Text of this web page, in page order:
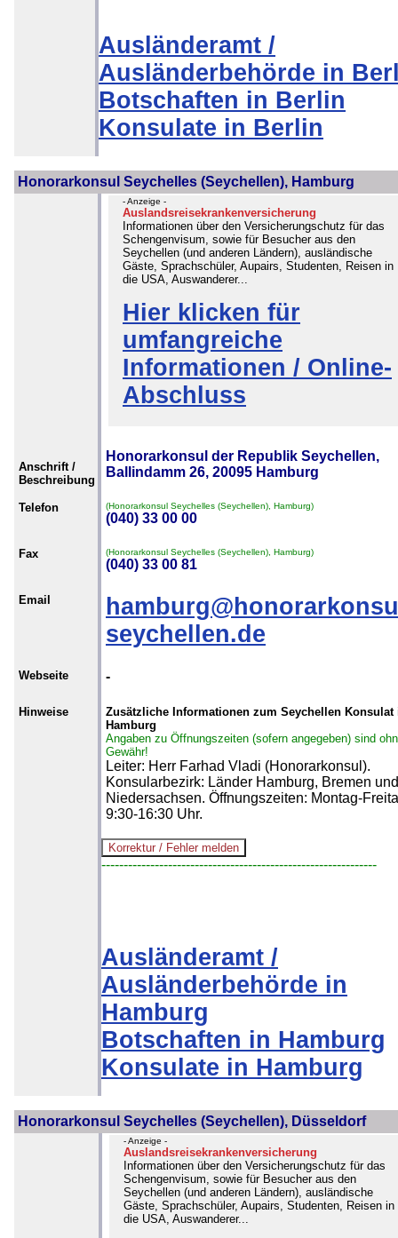
Ausländeramt /
Ausländerbehörde in
Botschaften in Berlin
Konsulate in Berlin
Honorarkonsul Seychelles (Seychellen), Hamburg
- Anzeige -
Auslandsreisekrankenversicherung
Informationen über den Versicherungschutz für das
Schengenvisum, sowie für Besucher aus den
Seychellen (und anderen Ländern), ausländische
Gäste, Sprachschüler, Aupairs, Studenten, Reisen in
die USA, Auswanderer...
Hier klicken für
umfangreiche
Informationen / Online-
Abschluss
Anschrift /
Beschreibung
Honorarkonsul der Republik Seychellen,
Ballindamm 26, 20095 Hamburg
Telefon (Honorarkonsul Seychelles (Seychellen), Hamburg)
(040) 33 00 00
Fax (Honorarkonsul Seychelles (Seychellen), Hamburg)
(040) 33 00 81
Email
seychellen.de
Webseite -
Hinweise
Zusätzliche Informationen zum Seychellen Konsulat
Hamburg
Angaben zu Öffnungszeiten (sofern angegeben) sind
Gewähr!
Leiter: Herr Farhad Vladi (Honorarkonsul).
Konsularbezirk: Länder Hamburg, Bremen und
Niedersachsen. Öffnungszeiten: Montag-
9:30-16:30 Uhr.
--------------------------------------------------------------
Ausländeramt /
Ausländerbehörde in
Hamburg
Botschaften in Hamburg
Konsulate in Hamburg
Honorarkonsul Seychelles (Seychellen), Düsseldorf
- Anzeige -
Auslandsreisekrankenversicherung
Informationen über den Versicherungschutz für das
Schengenvisum, sowie für Besucher aus den
Seychellen (und anderen Ländern), ausländische
Gäste, Sprachschüler, Aupairs, Studenten, Reisen in
die USA, Auswanderer...